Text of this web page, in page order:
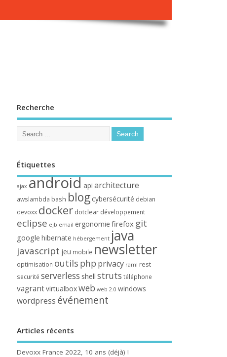
Recherche
Étiquettes
ajax androidapi architecture
awslambda bash blog cybersécurité debian
devoxx docker dotclear développement
eclipse ejb email ergonomie firefox git
google hibernate hébergement java
javascript jeu mobile newsletter
optimisation outils php privacy raml rest
securité serverless shell struts téléphone
vagrantvirtualboxweb web 2.0 windows
wordpress événement
Articles récents
Devoxx France 2022, 10 ans (déjà) !